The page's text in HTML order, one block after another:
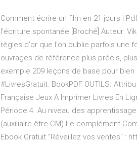
Comment écrire un film en 21 jours |
l'écriture spontanée [Broché] Auteur:
règles d'or que l'on oublie parfois une
ouvrages de référence plus précis,
exemple 209 leçons de base pour bien
#LivresGratuit. BookPDF OUTILS.
Française Jeux A Imprimer Livres En
Période 4. Au niveau des
(auxiliaire être CM) Le complément
Ebook Gratuit "Réveillez vos ventes" :